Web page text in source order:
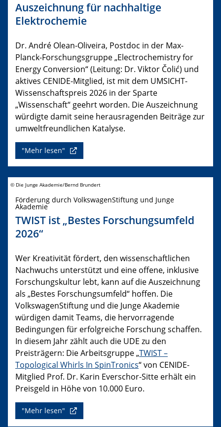
Auszeichnung für nachhaltige
Elektrochemie
Dr. André Olean-Oliveira, Postdoc in der Max-
Planck-Forschungsgruppe „Electrochemistry for
Energy Conversion“ (Leitung: Dr. Viktor Čolić) und
aktives CENIDE-Mitglied, ist mit dem UMSICHT-
Wissenschaftspreis 2026 in der Sparte
„Wissenschaft“ geehrt worden. Die Auszeichnung
würdigte damit seine herausragenden Beiträge zur
umweltfreundlichen Katalyse.
"Mehr lesen"
© Die Junge Akademie/Bernd Brundert
Förderung durch VolkswagenStiftung und Junge
Akademie
TWIST ist „Bestes Forschungsumfeld
2026“
Wer Kreativität fördert, den wissenschaftlichen
Nachwuchs unterstützt und eine offene, inklusive
Forschungskultur lebt, kann auf die Auszeichnung
als „Bestes Forschungsumfeld“ hoffen. Die
VolkswagenStiftung und die Junge Akademie
würdigen damit Teams, die hervorragende
Bedingungen für erfolgreiche Forschung schaffen.
In diesem Jahr zählt auch die UDE zu den
Preisträgern: Die Arbeitsgruppe „TWIST –
Topological Whirls In SpinTronics“ von CENIDE-
Mitglied Prof. Dr. Karin Everschor-Sitte erhält ein
Preisgeld in Höhe von 10.000 Euro.
"Mehr lesen"